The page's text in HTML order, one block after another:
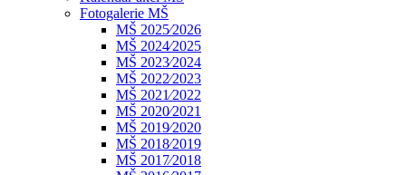
Fotogalerie MŠ
MŠ 2025⁄2026
MŠ 2024⁄2025
MŠ 2023⁄2024
MŠ 2022⁄2023
MŠ 2021⁄2022
MŠ 2020⁄2021
MŠ 2019⁄2020
MŠ 2018⁄2019
MŠ 2017⁄2018